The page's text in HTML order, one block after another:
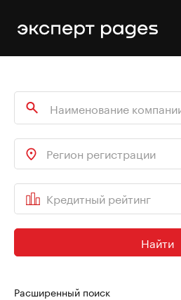
Регион регистрации
Кредитный рейтинг
Найти
Расширенный поиск